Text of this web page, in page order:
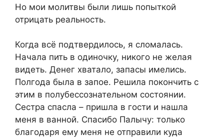
Но мои молитвы были лишь попыткой
отрицать реальность.
Когда всё подтвердилось, я сломалась.
Начала пить в одиночку, никого не желая
видеть. Денег хватало, запасы имелись.
Полгода была в запое. Решила покончить с
этим в полубессознательном состоянии.
Сестра спасла – пришла в гости и нашла
меня в ванной. Спасибо Палычу: только
благодаря ему меня не отправили куда